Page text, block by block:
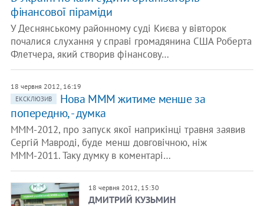
фінансової піраміди
У Деснянському районному суді Києва у вівторок
почалися слухання у справі громадянина США Роберта
Флетчера, який створив фінансову…
18 червня 2012, 16:19
ЕКСКЛЮЗИВ
Нова МММ житиме менше за
попередню, - думка
МММ-2012, про запуск якої наприкінці травня заявив
Сергій Мавроді, буде менш довговічною, ніж
МММ-2011. Таку думку в коментарі…
18 червня 2012, 15:30
ДМИТРИЙ КУЗЬМИН